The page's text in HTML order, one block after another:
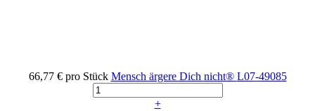
66,77 € pro Stück Mensch ärgere Dich nicht® L07-49085
+